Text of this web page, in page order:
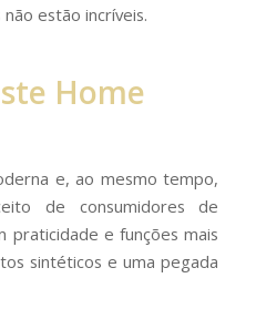
estão incríveis.
Home
e, ao mesmo tempo,
de consumidores de
praticidade e funções mais
sintéticos e uma pegada